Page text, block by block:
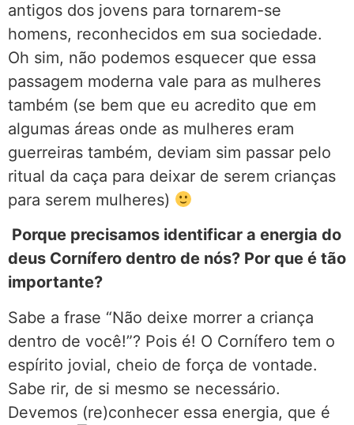
antigos dos jovens para tornarem-se
homens, reconhecidos em sua sociedade.
Oh sim, não podemos esquecer que essa
passagem moderna vale para as mulheres
também (se bem que eu acredito que em
algumas áreas onde as mulheres eram
guerreiras também, deviam sim passar pelo
ritual da caça para deixar de serem crianças
para serem mulheres)
Porque precisamos identificar a energia do
deus Cornífero dentro de nós? Por que é tão
importante?
Sabe a frase “Não deixe morrer a criança
dentro de você!”? Pois é! O Cornífero tem o
espírito jovial, cheio de força de vontade.
Sabe rir, de si mesmo se necessário.
Devemos (re)conhecer essa energia, que é